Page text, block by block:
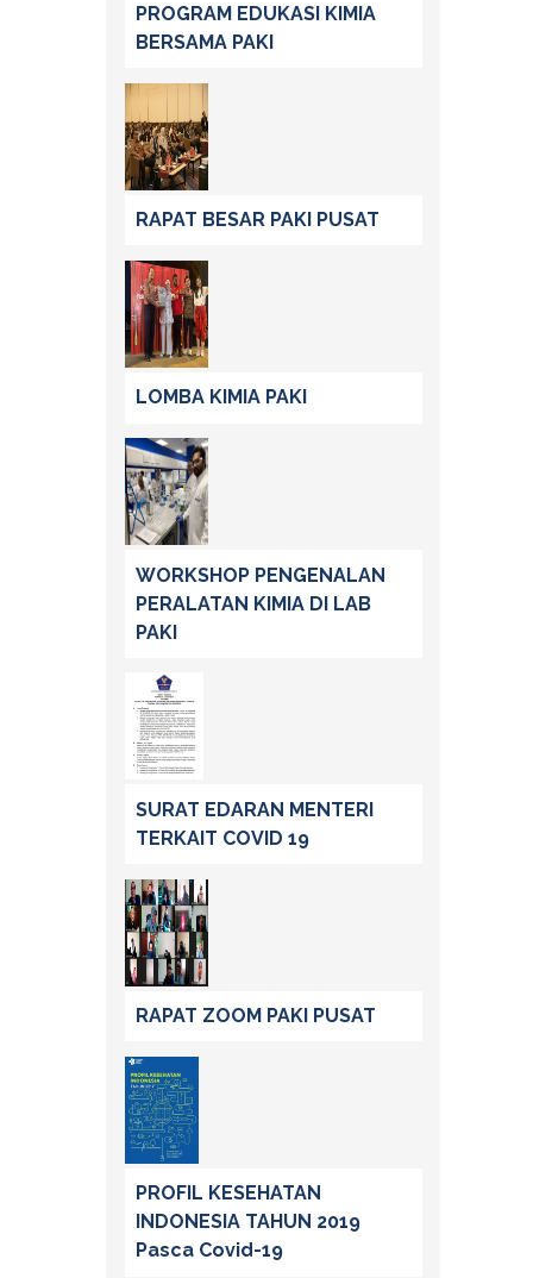
PROGRAM EDUKASI KIMIA
BERSAMA PAKI
RAPAT BESAR PAKI PUSAT
LOMBA KIMIA PAKI
WORKSHOP PENGENALAN
PERALATAN KIMIA DI LAB
PAKI
SURAT EDARAN MENTERI
TERKAIT COVID 19
RAPAT ZOOM PAKI PUSAT
PROFIL KESEHATAN
INDONESIA TAHUN 2019
Pasca Covid-19